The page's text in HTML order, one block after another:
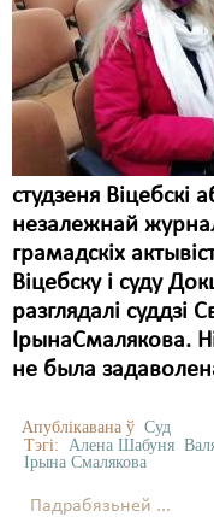
студзеня Віцебскі
незалежнай
грамадскіх
Віцебску і суду
разглядалі суддзі
ІрынаСмалякова.
не была
Апублікавана ў Суд
Тэгі: Алена Шабуня
Ірына Смалякова
Падрабязьней ...
Правы працоўных
Сацыяльныя правы